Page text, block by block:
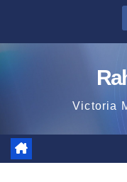
content
Victoria